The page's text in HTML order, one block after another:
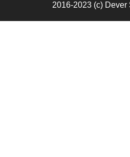
2016-2023 (c) Dever